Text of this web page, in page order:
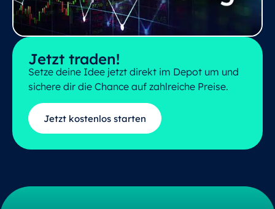
Jetzt traden!
Setze deine Idee jetzt direkt im Depot um und
sichere dir die Chance auf zahlreiche Preise.
Jetzt kostenlos starten